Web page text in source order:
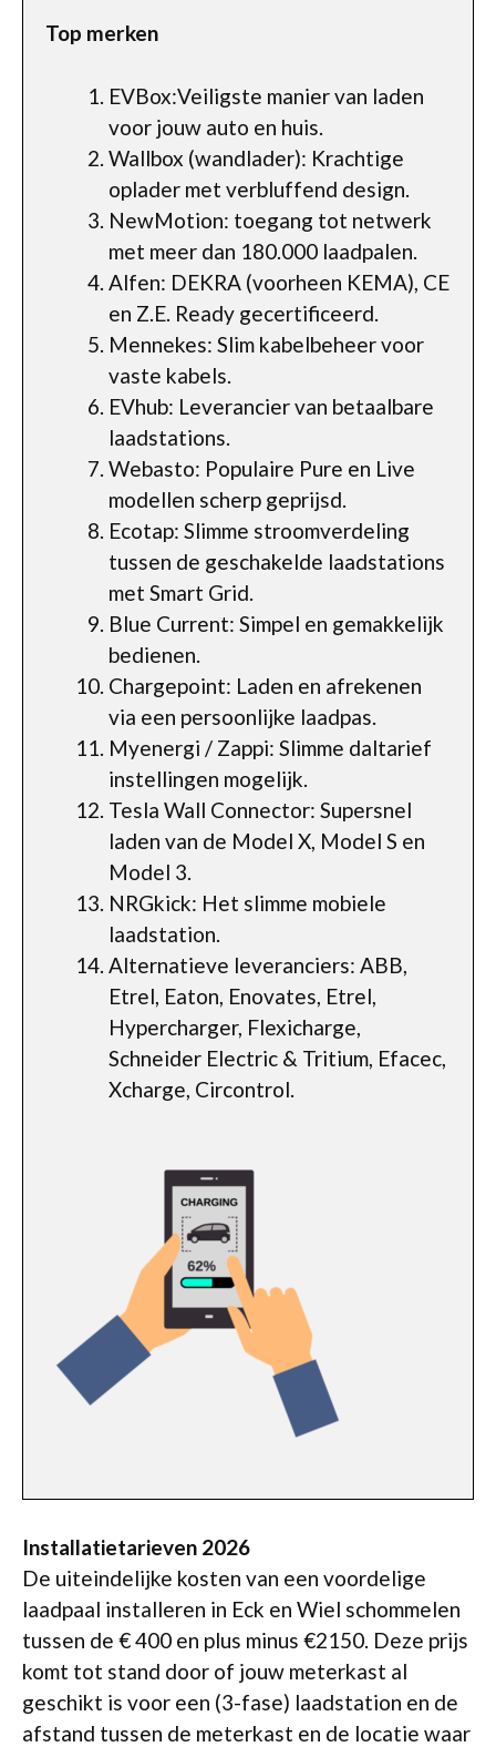
Top merken
EVBox:Veiligste manier van laden
voor jouw auto en huis.
Wallbox (wandlader): Krachtige
oplader met verbluffend design.
NewMotion: toegang tot netwerk
met meer dan 180.000 laadpalen.
Alfen: DEKRA (voorheen KEMA), CE
en Z.E. Ready gecertificeerd.
Mennekes: Slim kabelbeheer voor
vaste kabels.
EVhub: Leverancier van betaalbare
laadstations.
Webasto: Populaire Pure en Live
modellen scherp geprijsd.
Ecotap: Slimme stroomverdeling
tussen de geschakelde laadstations
met Smart Grid.
Blue Current: Simpel en gemakkelijk
bedienen.
Chargepoint: Laden en afrekenen
via een persoonlijke laadpas.
Myenergi / Zappi: Slimme daltarief
instellingen mogelijk.
Tesla Wall Connector: Supersnel
laden van de Model X, Model S en
Model 3.
NRGkick: Het slimme mobiele
laadstation.
Alternatieve leveranciers: ABB,
Etrel, Eaton, Enovates, Etrel,
Hypercharger, Flexicharge,
Schneider Electric & Tritium, Efacec,
Xcharge, Circontrol.
Installatietarieven 2026
De uiteindelijke kosten van een voordelige
laadpaal installeren in Eck en Wiel schommelen
tussen de € 400 en plus minus €2150. Deze prijs
komt tot stand door of jouw meterkast al
geschikt is voor een (3-fase) laadstation en de
afstand tussen de meterkast en de locatie waar